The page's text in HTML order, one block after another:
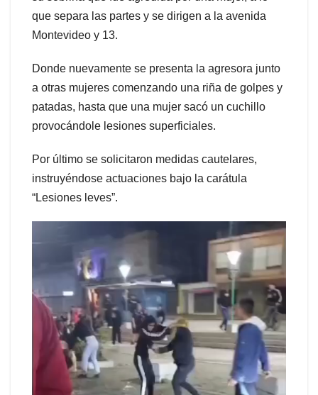
que separa las partes y se dirigen a la avenida
Montevideo y 13.
Donde nuevamente se presenta la agresora junto
a otras mujeres comenzando una riña de golpes y
patadas, hasta que una mujer sacó un cuchillo
provocándole lesiones superficiales.
Por último se solicitaron medidas cautelares,
instruyéndose actuaciones bajo la carátula
“Lesiones leves”.